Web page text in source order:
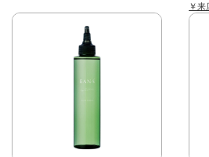
￥来